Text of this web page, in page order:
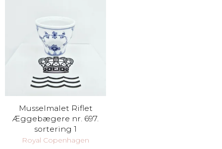
Musselmalet Riflet
Æggebægere nr. 697.
sortering 1
Royal Copenhagen